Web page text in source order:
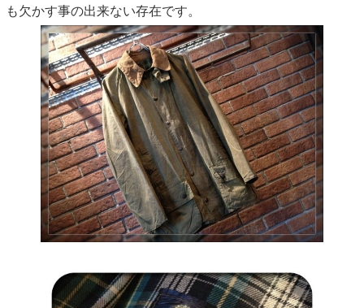
も欠かす事の出来ない存在です。